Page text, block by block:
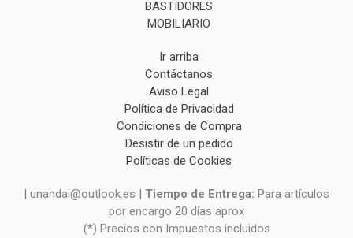
BASTIDORES
MOBILIARIO
Ir arriba
Contáctanos
Aviso Legal
Política de Privacidad
Condiciones de Compra
Desistir de un pedido
Políticas de Cookies
| unandai@outlook.es | Tiempo de Entrega: Para artículos
por encargo 20 días aprox
(*) Precios con Impuestos incluidos